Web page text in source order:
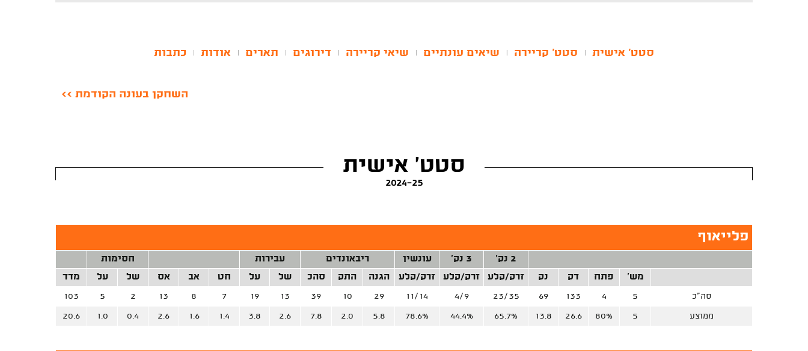
סטט' אישית סטט' קריירה שיאים עונתיים שיאי קריירה דירוגים תארים אודות כתבות
השחקן בעונה הקודמת >>
סטט' אישית
2024-25
פלייאוף
2 נק' 3 נק' עונשין ריבאונדים עבירות
חסימות
מש'
פתח דק נק זרק/קלע זרק/קלע זרק/קלע הגנה התק סהכ של על חט אב אס של על מדד
סה"כ 5
4
133
69
23/35
4/9
11/14
29
10
39
13
19
7
8
13
2
5
103
ממוצע 5
80%
26.6
13.8
65.7%
44.4%
78.6%
5.8
2.0
7.8
2.6
3.8
1.4
1.6
2.6
0.4
1.0
20.6